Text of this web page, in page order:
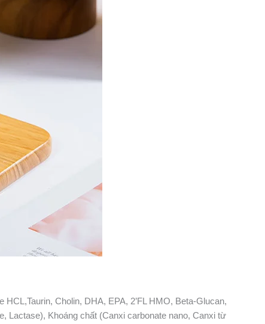
Cholin, DHA, EPA, 2’FL HMO, Beta-Glucan,
Lactase), Khoáng chất (Canxi carbonate nano, Canxi từ